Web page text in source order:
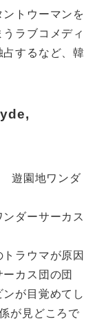
トウーマンを
ラブコメディ
するなど、韓
遊園地ワンダ
ダーサーカス
ラウマが原因
カス団の団
が目覚めてし
が見どころで